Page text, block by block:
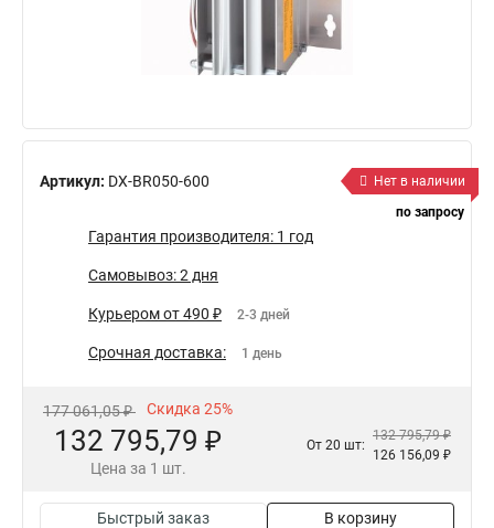
Артикул: DX-BR050-600
Нет в наличии
по запросу
Гарантия производителя: 1 год
Самовывоз: 2 дня
Курьером от 490 ₽ 2-3 дней
Срочная доставка: 1 день
177 061,05 ₽ Скидка 25%
132 795,79 ₽
Цена за 1 шт.
От 20 шт:
132 795,79 ₽
126 156,09 ₽
Быстрый заказ В корзину